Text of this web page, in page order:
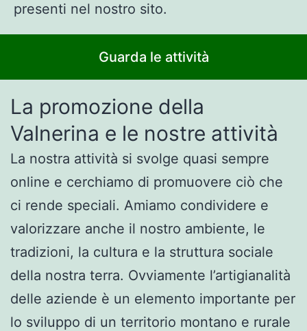
presenti nel nostro sito.
Guarda le attività
La promozione della
Valnerina e le nostre attività
La nostra attività si svolge quasi sempre
online e cerchiamo di promuovere ciò che
ci rende speciali. Amiamo condividere e
valorizzare anche il nostro ambiente, le
tradizioni, la cultura e la struttura sociale
della nostra terra. Ovviamente l’artigianalità
delle aziende è un elemento importante per
lo sviluppo di un territorio montano e rurale